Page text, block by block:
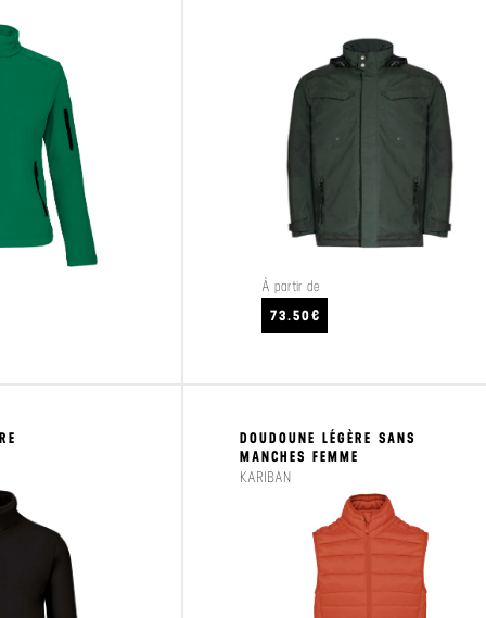
VOIR LE PRODUIT
À partir de
73.50€
DOUDOUNE LÉGÈRE SANS
MANCHES FEMME
KARIBAN